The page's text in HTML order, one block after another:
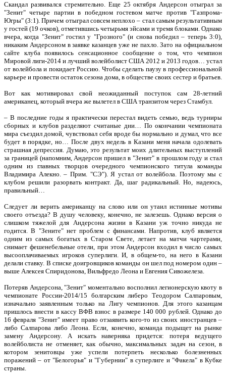
Скандал развивался стремительно. Еще 25 октября Андерсон отыграл за
"Зенит" четыре партии в победном гостевом матче против "Газпрома-
Югры" (3:1). Причем отыграл совсем неплохо – стал самым результативным
у гостей (19 очков), отметившись четырьмя эйсами и тремя блоками. Однако
вчера, когда "Зенит" гостил у "Грозного" (и снова победил – теперь 3:0),
никаким Андерсоном в заявке казанцев уже не пахло. Зато на официальном
сайте клуба появилось сенсационное сообщение о том, что чемпион
Мировой лиги-2014 и лучший волейболист США 2012 и 2013 годов… устал
от волейбола и покидает Россию. Чтобы сделать паузу в профессиональной
карьере и провести остаток сезона дома, в обществе своих сестер и братьев.
Вот как мотивировал свой неожиданный поступок сам 28-летний
американец, который вчера же вылетел в США транзитом через Стамбул.
– В последние годы я практически перестал видеть семью, ведь турниры
сборных и клубов разделяют считаные дни… По окончании чемпионата
мира съездил домой, чувствовал себя вроде бы нормально и думал, что все
будет в порядке, но… После двух недель в Казани меня начала одолевать
страшная депрессия. Думаю, это результат моих длительных выступлений
за границей (напомним, Андерсон пришел в "Зенит" в прошлом году и стал
одним из главных творцов очередного чемпионского титула команды
Владимира Алекно. – Прим. "СЭ"). Я устал от волейбола. Поэтому мы с
клубом решили разорвать контракт. Да, шаг радикальный. Но, надеюсь,
правильный…
Следует ли верить американцу на слово или он утаил истинные мотивы
своего отъезда? В душу человеку, конечно, не залезешь. Однако версия о
слишком тяжелой для Андерсона жизни в Казани уж точно никуда не
годится. В "Зените" нет проблем с финансами. Напротив, клуб является
одним из самых богатых в Старом Свете, летает на матчи чартерами,
снимает фешенебельные отели, при этом Андерсон входил в число самых
высооплачиваемых игроков суперлиги. И, в общем-то, на него в Казани
делали ставку. В списке доигровщиков команды он шел под номером один –
выше Алексея Спиридонова, Вильфредо Леона и Евгения Сивожелеза.
Потеряв Андерсона, "Зенит" моментально восполнил легионерскую квоту в
чемпионате России-2014/15 болгарским либеро Теодором Салпаровым,
изначально заявленным только на Лигу чемпионов. Для этого казанцам
пришлось внести в кассу ВФВ взнос в размере 140 000 рублей. Однако до
16 февраля "Зенит" имеет право отзаявить кого-то из своих иностранцев –
либо Салпарова либо Леона. Если, конечно, команда подыщет на рынке
замену Андерсону. А искать наверняка придется: потеря ведущего
волейболиста не отменяет, как обычно, максимальных задач на сезон, в
котором зенитовцы уже успели потерпеть несколько болезненных
поражений – от "Белогорья" и "Губернии" в суперлиге и "Факела" в Кубке
страны.